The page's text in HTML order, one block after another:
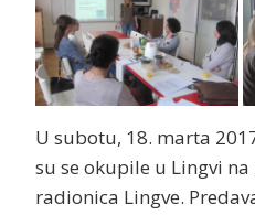
U subotu, 18. marta
su se okupile u Lingvi
radionica Lingve.